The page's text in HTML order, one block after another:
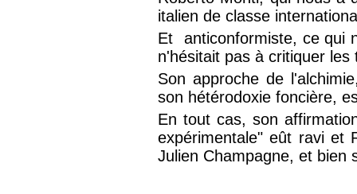
italien de classe
Et anticonformiste, ce qui
n'hésitait pas à critiquer
Son approche de
son hétérodoxie foncière,
En tout cas, son
expérimentale" eût ravi et
Julien Champagne, et bien